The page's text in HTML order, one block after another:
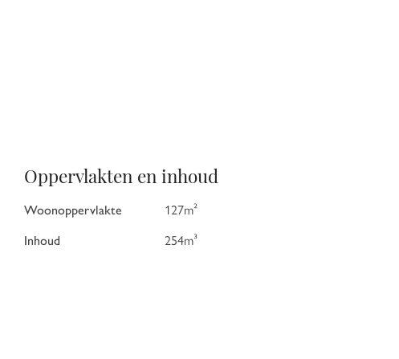
Oppervlakten en inhoud
Woonoppervlakte
127m²
Inhoud
254m³